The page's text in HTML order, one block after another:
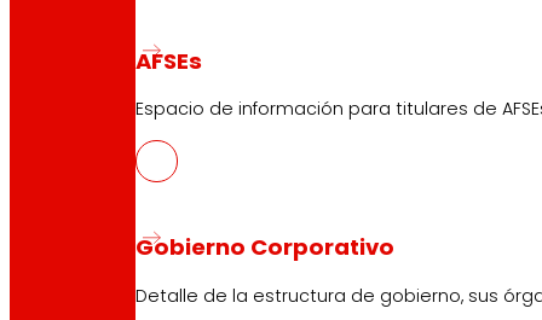
AFSEs
Espacio de información para titulares de
Gobierno Corporativo
Detalle de la estructura de gobierno, sus